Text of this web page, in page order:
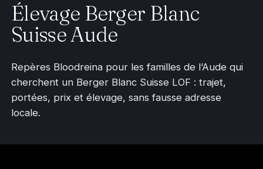
Élevage Berger Blanc
Suisse Aude
Repères Bloodreina pour les familles de l’Aude qui
cherchent un Berger Blanc Suisse LOF : trajet,
portées, prix et élevage, sans fausse adresse
locale.